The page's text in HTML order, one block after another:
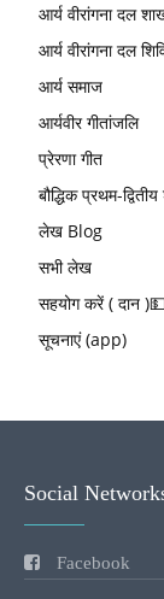
आर्य वीरांगना दल
आर्य वीरांगना दल
आर्य समाज
आर्यवीर गीतांजलि
प्रेरणा गीत
बौद्धिक प्रथम-
लेख Blog
सभी लेख
सहयोग करें ( दान
सूचनाएं (app)
Social
Facebook